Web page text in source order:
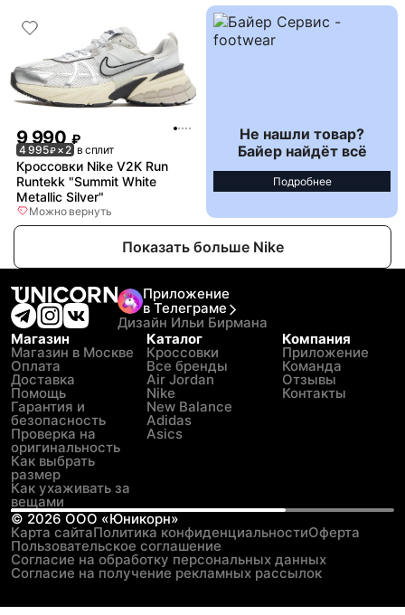
9 990 ₽
4 995₽× 2 в сплит
Кроссовки Nike V2K Run
Runtekk "Summit White
Metallic Silver"
Можно вернуть
Не нашли товар?
Байер найдёт всё
Подробнее
Показать больше Nike
Приложение
в Телеграме
Дизайн Ильи Бирмана
Магазин
Магазин в Москве
Оплата
Доставка
Помощь
Гарантия и
безопасность
Проверка на
оригинальность
Как выбрать
размер
Как ухаживать за
вещами
Каталог
Кроссовки
Все бренды
Air Jordan
Nike
New Balance
Adidas
Asics
Компания
Приложение
Команда
Отзывы
Контакты
© 2026 ООО «Юникорн»
Карта сайтаПолитика конфиденциальностиОферта
Пользовательское соглашение
Согласие на обработку персональных данных
Согласие на получение рекламных рассылок